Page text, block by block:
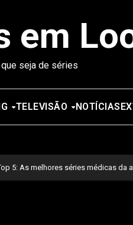
em
seja de séries
TELEVISÃO NOTÍCIAS
5: As melhores séries médicas da